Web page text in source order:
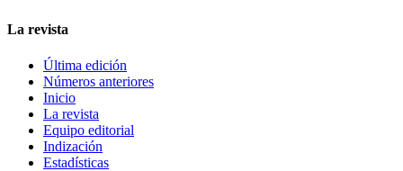
La revista
Última edición
Números anteriores
Inicio
La revista
Equipo editorial
Indización
Estadísticas